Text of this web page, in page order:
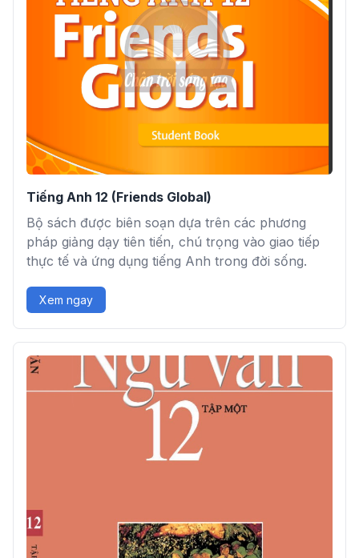
Tiếng Anh 12 (Friends Global)
Bộ sách được biên soạn dựa trên các phương
pháp giảng dạy tiên tiến, chú trọng vào giao tiếp
thực tế và ứng dụng tiếng Anh trong đời sống.
Xem ngay